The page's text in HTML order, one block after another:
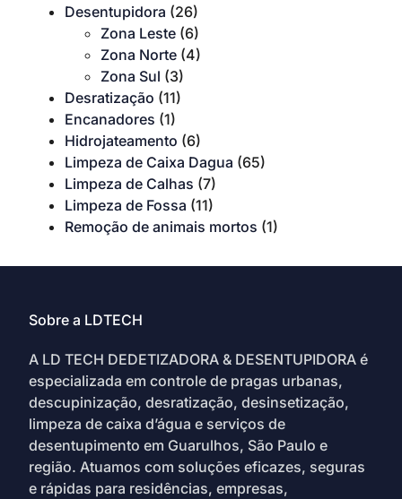
Desentupidora (26)
Zona Leste (6)
Zona Norte (4)
Zona Sul (3)
Desratização (11)
Encanadores (1)
Hidrojateamento (6)
Limpeza de Caixa Dagua (65)
Limpeza de Calhas (7)
Limpeza de Fossa (11)
Remoção de animais mortos (1)
Sobre a LDTECH
A LD TECH DEDETIZADORA & DESENTUPIDORA é
especializada em controle de pragas urbanas,
descupinização, desratização, desinsetização,
limpeza de caixa d’água e serviços de
desentupimento em Guarulhos, São Paulo e
região. Atuamos com soluções eficazes, seguras
e rápidas para residências, empresas,